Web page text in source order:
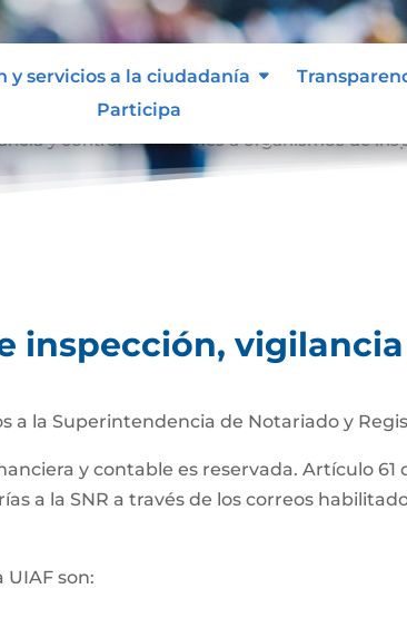
y servicios a la ciudadanía
Participa
y control Informes a organismos de
inspección,
a la Superintendencia de Notariado y
y contable es reservada. Artículo 61
a la SNR a través de los correos
UIAF son: